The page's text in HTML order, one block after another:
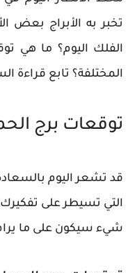
تخبر به الأبراج بعض
الفلك اليوم؟ ما هي
المختلفة؟ تابع قراءة
توقعات برج
قد تشعر اليوم
التي تسيطر على
شيء سيكون على ما